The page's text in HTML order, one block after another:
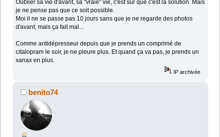
Oublier sa vie d'avant, sa "vraie" vie, c'est sûr que c'est la solution. Mais
je ne pense pas que ce soit possible.
Moi il ne se passe pas 10 jours sans que je ne regarde des photos
d'avant, mais ça fait mal...
Comme antidépresseur depuis que je prends un comprimé de
citalopram le soir, je ne pleure plus. Et quand ça va pas, je prends un
xanax en plus.
IP archivée
benito74